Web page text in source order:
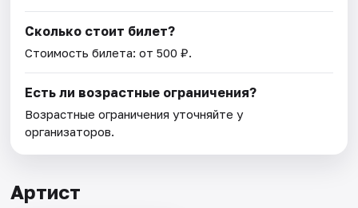
Сколько стоит билет?
Стоимость билета: от 500 ₽.
Есть ли возрастные ограничения?
Возрастные ограничения уточняйте у
организаторов.
Артист